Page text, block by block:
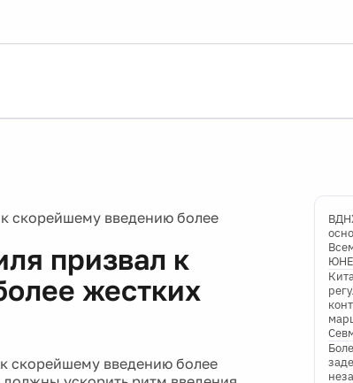
скорейшему введению более
призвал к
жестких
скорейшему введению более